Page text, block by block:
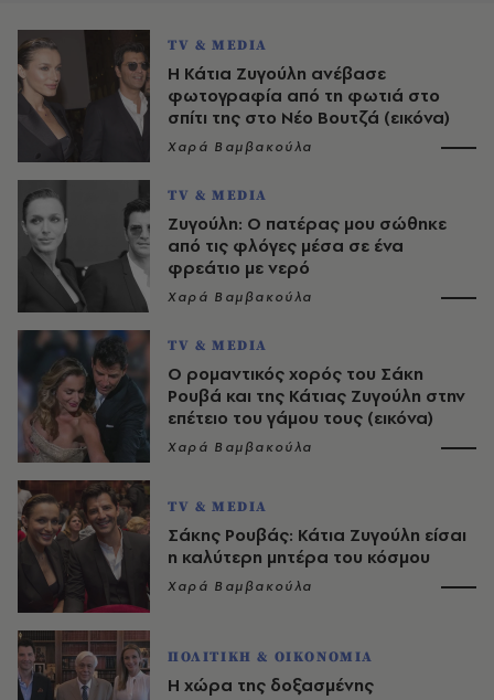
TV & MEDIA
Η Κάτια Ζυγούλη ανέβασε
φωτογραφία από τη φωτιά στο
σπίτι της στο Νέο Βουτζά (εικόνα)
Χαρά Βαμβακούλα
TV & MEDIA
Ζυγούλη: Ο πατέρας μου σώθηκε
από τις φλόγες μέσα σε ένα
φρεάτιο με νερό
Χαρά Βαμβακούλα
TV & MEDIA
Ο ρομαντικός χορός του Σάκη
Ρουβά και της Κάτιας Ζυγούλη στην
επέτειο του γάμου τους (εικόνα)
Χαρά Βαμβακούλα
TV & MEDIA
Σάκης Ρουβάς: Κάτια Ζυγούλη είσαι
η καλύτερη μητέρα του κόσμου
Χαρά Βαμβακούλα
ΠΟΛΙΤΙΚΗ & ΟΙΚΟΝΟΜΙΑ
Η χώρα της δοξασμένης